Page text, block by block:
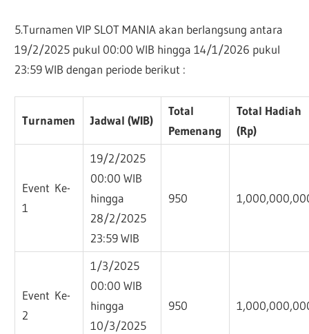
5.Turnamen VIP SLOT MANIA akan berlangsung antara
19/2/2025 pukul 00:00 WIB hingga 14/1/2026 pukul
23:59 WIB dengan periode berikut :
Turnamen Jadwal (WIB)
Total
Pemenang
Total Hadiah
(Rp)
Event Ke-
1
19/2/2025
00:00 WIB
hingga
28/2/2025
23:59 WIB
950
Event Ke-
2
1/3/2025
00:00 WIB
hingga
10/3/2025
950